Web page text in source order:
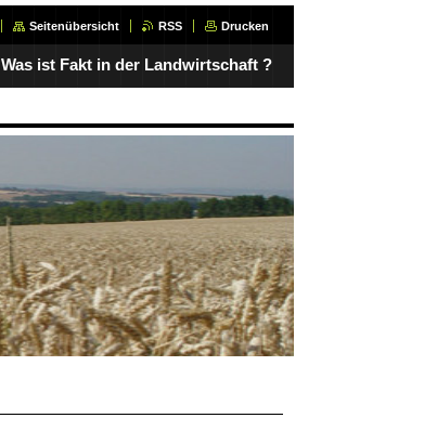
Seitenübersicht RSS Drucken
Was ist Fakt in der Landwirtschaft ?